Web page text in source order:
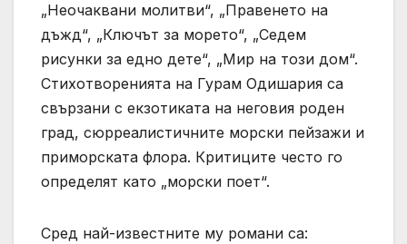
„Неочаквани молитви“, „Правенето на
дъжд“, „Ключът за морето“, „Седем
рисунки за едно дете“, „Мир на този дом“.
Стихотворенията на Гурам Одишария са
свързани с екзотиката на неговия роден
град, сюрреалистичните морски пейзажи и
приморската флора. Критиците често го
определят като „морски поет“.
Сред най-известните му романи са: